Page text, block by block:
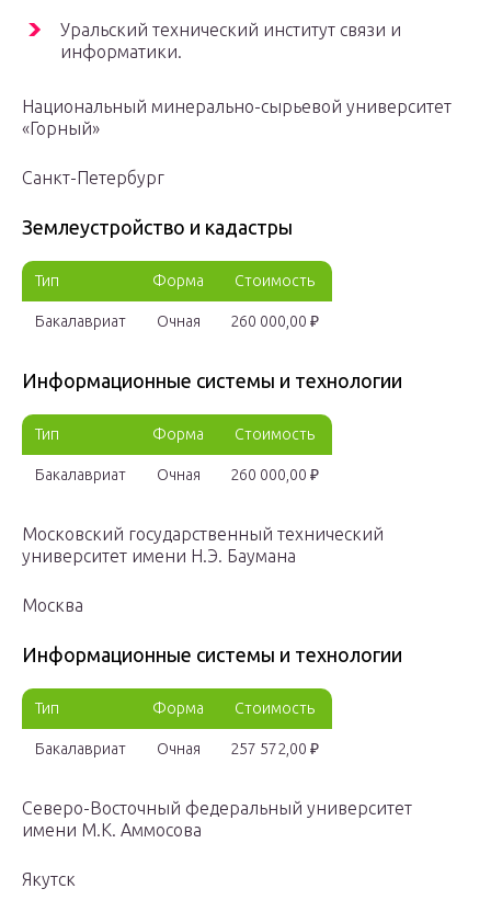
Уральский технический институт связи и
информатики.
Национальный минерально-сырьевой университет
«Горный»
Санкт-Петербург
Землеустройство и кадастры
Тип Форма Стоимость
Бакалавриат Очная 260 000,00 ₽
Информационные системы и технологии
Тип Форма Стоимость
Бакалавриат Очная 260 000,00 ₽
Московский государственный технический
университет имени Н.Э. Баумана
Москва
Информационные системы и технологии
Тип Форма Стоимость
Бакалавриат Очная 257 572,00 ₽
Северо-Восточный федеральный университет
имени М.К. Аммосова
Якутск